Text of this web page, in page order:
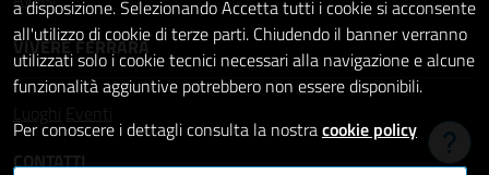
VIVERE FERRARA
Luoghi
Eventi
CONTATTI
a disposizione. Selezionando Accetta tutti i cookie si acconsente
all'utilizzo di cookie di terze parti. Chiudendo il banner verranno
utilizzati solo i cookie tecnici necessari alla navigazione e alcune
funzionalità aggiuntive potrebbero non essere disponibili.
Per conoscere i dettagli consulta la nostracookie policy
Hai